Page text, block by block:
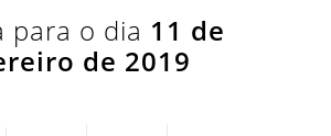
para o dia 11 de
de 2019